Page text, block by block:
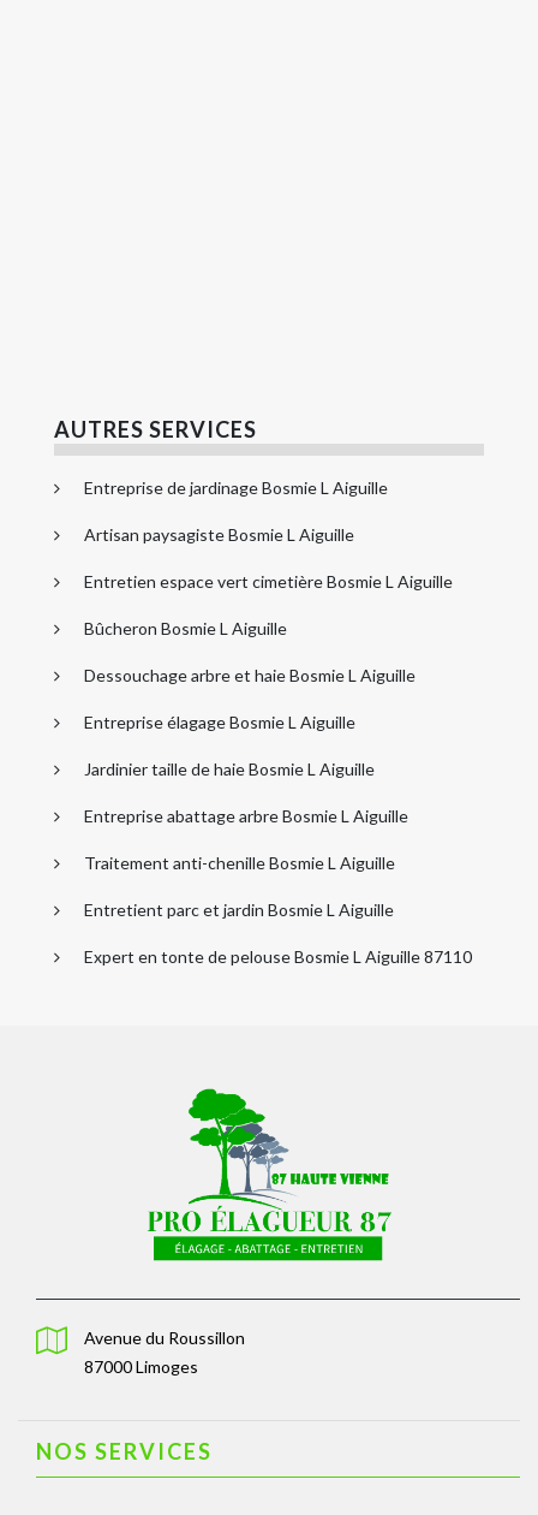
AUTRES SERVICES
Entreprise de jardinage Bosmie L Aiguille
Artisan paysagiste Bosmie L Aiguille
Entretien espace vert cimetière Bosmie L Aiguille
Bûcheron Bosmie L Aiguille
Dessouchage arbre et haie Bosmie L Aiguille
Entreprise élagage Bosmie L Aiguille
Jardinier taille de haie Bosmie L Aiguille
Entreprise abattage arbre Bosmie L Aiguille
Traitement anti-chenille Bosmie L Aiguille
Entretient parc et jardin Bosmie L Aiguille
Expert en tonte de pelouse Bosmie L Aiguille 87110
Avenue du Roussillon
87000 Limoges
NOS SERVICES